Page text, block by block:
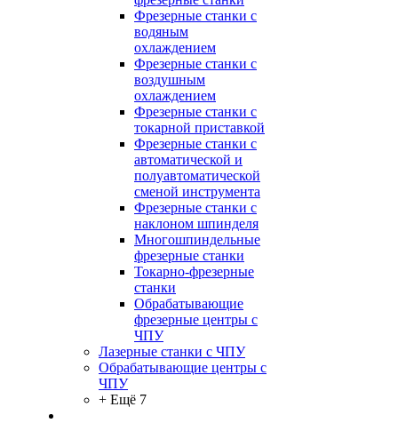
Фрезерные станки с
водяным
охлаждением
Фрезерные станки с
воздушным
охлаждением
Фрезерные станки с
токарной приставкой
Фрезерные станки с
автоматической и
полуавтоматической
сменой инструмента
Фрезерные станки с
наклоном шпинделя
Многошпиндельные
фрезерные станки
Токарно-фрезерные
станки
Обрабатывающие
фрезерные центры с
ЧПУ
Лазерные станки с ЧПУ
Обрабатывающие центры с
ЧПУ
+ Ещё 7